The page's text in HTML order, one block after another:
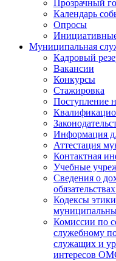
Прозрачный
Календарь
Опросы
Муниципальная
Кадровый
Вакансии
Конкурсы
Стажировка
Поступление
Информация
Аттестация
Контактная
Учебные
Сведения о
Кодексы
Комиссии по
служебному
служащих и
интересов